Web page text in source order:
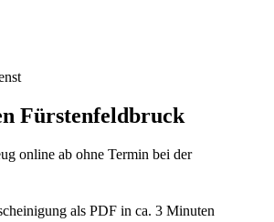
Fürstenfeldbruck
online ab ohne Termin bei der
als PDF in ca. 3 Minuten